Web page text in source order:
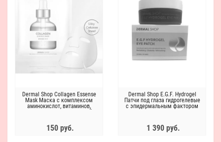
Dermal Shop Collagen Essense
Mask Маска c комплексом
аминокислот, витаминов,
150 руб.
Dermal Shop E.G.F. Hydrogel
Патчи под глаза гидрогелевые
с эпидермальным фактором
1 390 руб.